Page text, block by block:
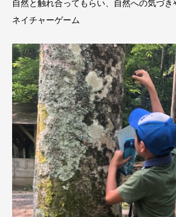
自然と触れ合ってもらい、自然への気づき
ネイチャーゲーム